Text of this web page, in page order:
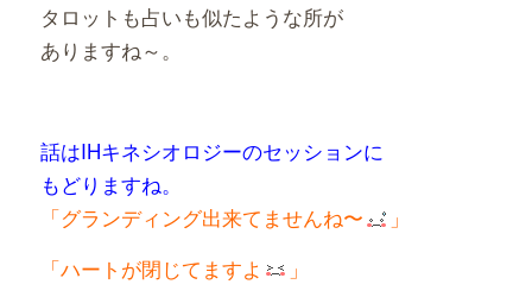
タロットも占いも似たような所が
ありますね～。
話はIHキネシオロジーのセッションに
もどりますね。
「グランディング出来てませんね〜
」
「ハートが閉じてますよ
」